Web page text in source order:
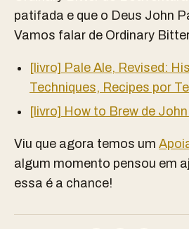
patifada e que o Deus John
Vamos falar de Ordinary
[livro] Pale Ale, Revised:
Techniques, Recipes por
[livro] How to Brew de
Viu que agora temos um
algum momento pensou em
essa é a chance!